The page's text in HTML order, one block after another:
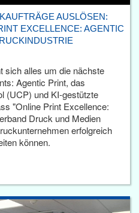
AUSLÖSEN:
EXCELLENCE: AGENTIC
sich alles um die nächste
Agentic Print, das
(UCP) und KI-gestützte
"Online Print Excellence:
Druck und Medien
erfolgreich
können.